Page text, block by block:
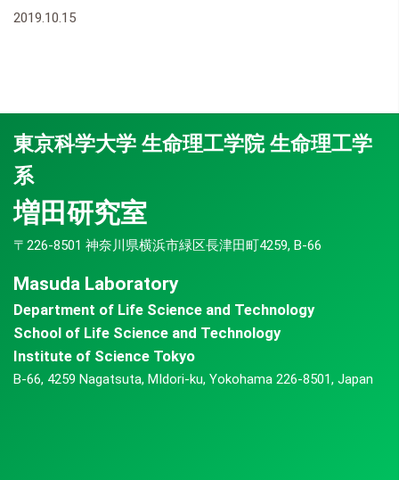
2019.10.15
東京科学大学 生命理工学院 生命理工学
系
増田研究室
〒226-8501 神奈川県横浜市緑区長津田町4259, B-66
Masuda Laboratory
Department of Life Science and Technology
School of Life Science and Technology
Institute of Science Tokyo
B-66, 4259 Nagatsuta, MIdori-ku, Yokohama 226-8501, Japan